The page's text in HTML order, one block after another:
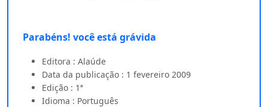
Parabéns! você está grávida
Editora : Alaúde
Data da publicação : 1 fevereiro 2009
Edição : 1ª
Idioma : Português